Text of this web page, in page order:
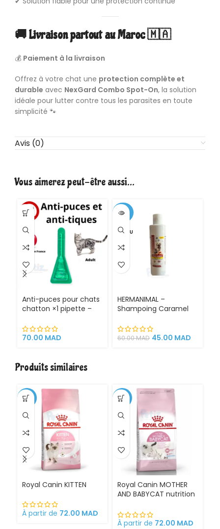
🚚 Livraison partout au Maroc 🇲🇦
💰 Paiement à la livraison
Offrez à votre chat une protection complète et
durable avec NexGard Combo Spot-On, la solution
idéale pour lutter contre tous les parasites en toute
simplicité 🐾
Avis (0)
Vous aimerez peut-être aussi…
Anti-puces pour chats
chatton ×1 pipette –
70.00 MAD
-25%
VENDU
HERMANIMAL –
Shampoing Caramel
Puces – 250 ml
60.00MAD 45.00 MAD
Produits similaires
-1%
Royal Canin KITTEN
À partir de 72.00 MAD
-11%
Royal Canin MOTHER
AND BABYCAT nutrition
et ses chatons
Croquettes pour
À partir de 72.00 MAD